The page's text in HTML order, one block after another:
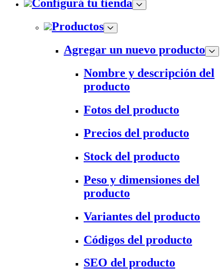
Configurá tu tienda
Productos
Agregar un nuevo producto
Nombre y descripción del
producto
Fotos del producto
Precios del producto
Stock del producto
Peso y dimensiones del
producto
Variantes del producto
Códigos del producto
SEO del producto